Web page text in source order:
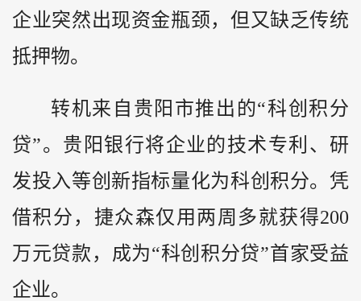
企业突然出现资金瓶颈，但又缺乏传统
抵押物。
转机来自贵阳市推出的“科创积分
贷”。贵阳银行将企业的技术专利、研
发投入等创新指标量化为科创积分。凭
借积分，捷众森仅用两周多就获得200
万元贷款，成为“科创积分贷”首家受益
企业。